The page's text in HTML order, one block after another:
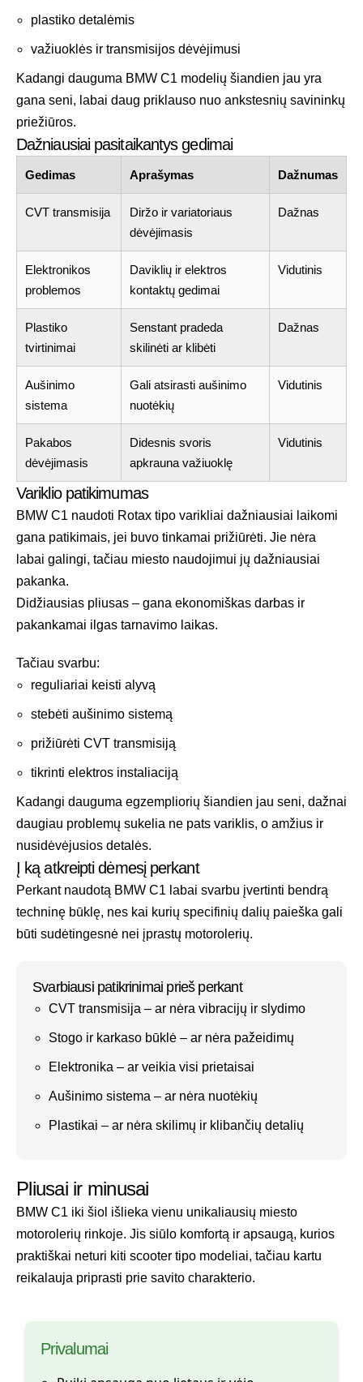
plastiko detalėmis
važiuoklės ir transmisijos dėvėjimusi
Kadangi dauguma BMW C1 modelių šiandien jau yra
gana seni, labai daug priklauso nuo ankstesnių savininkų
priežiūros.
Dažniausiai pasitaikantys gedimai
Gedimas Aprašymas Dažnumas
CVT transmisija
Diržo ir variatoriaus
dėvėjimasis
Dažnas
Elektronikos
problemos
Daviklių ir elektros
kontaktų gedimai
Vidutinis
Plastiko
tvirtinimai
Senstant pradeda
skilinėti ar klibėti
Dažnas
Aušinimo
sistema
Gali atsirasti aušinimo
nuotėkių
Vidutinis
Pakabos
dėvėjimasis
Didesnis svoris
apkrauna važiuoklę
Vidutinis
Variklio patikimumas
BMW C1 naudoti Rotax tipo varikliai dažniausiai laikomi
gana patikimais, jei buvo tinkamai prižiūrėti. Jie nėra
labai galingi, tačiau miesto naudojimui jų dažniausiai
pakanka.
Didžiausias pliusas – gana ekonomiškas darbas ir
pakankamai ilgas tarnavimo laikas.
Tačiau svarbu:
reguliariai keisti alyvą
stebėti aušinimo sistemą
prižiūrėti CVT transmisiją
tikrinti elektros instaliaciją
Kadangi dauguma egzempliorių šiandien jau seni, dažnai
daugiau problemų sukelia ne pats variklis, o amžius ir
nusidėvėjusios detalės.
Į ką atkreipti dėmesį perkant
Perkant naudotą BMW C1 labai svarbu įvertinti bendrą
techninę būklę, nes kai kurių specifinių dalių paieška gali
būti sudėtingesnė nei įprastų motorolerių.
Svarbiausi patikrinimai prieš perkant
CVT transmisija – ar nėra vibracijų ir slydimo
Stogo ir karkaso būklė – ar nėra pažeidimų
Elektronika – ar veikia visi prietaisai
Aušinimo sistema – ar nėra nuotėkių
Plastikai – ar nėra skilimų ir klibančių detalių
Pliusai ir minusai
BMW C1 iki šiol išlieka vienu unikaliausių miesto
motorolerių rinkoje. Jis siūlo komfortą ir apsaugą, kurios
praktiškai neturi kiti scooter tipo modeliai, tačiau kartu
reikalauja priprasti prie savito charakterio.
Privalumai